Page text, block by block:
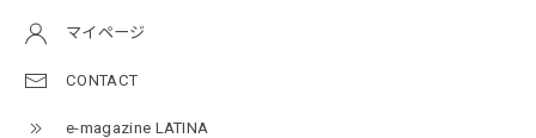
マイページ
CONTACT
e-magazine LATINA